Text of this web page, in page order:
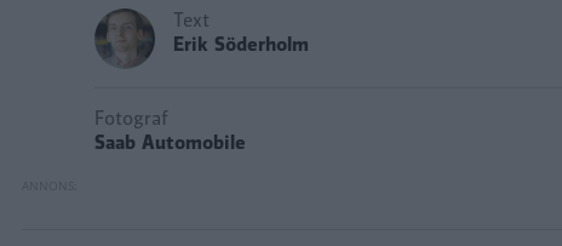
Text
Erik Söderholm
Fotograf
Saab Automobile